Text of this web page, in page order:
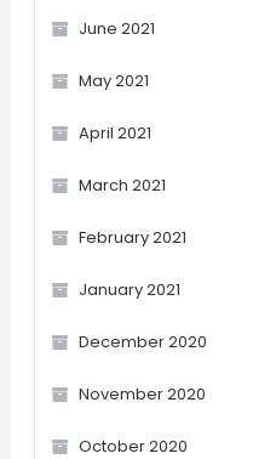
June 2021
May 2021
April 2021
March 2021
February 2021
January 2021
December 2020
November 2020
October 2020